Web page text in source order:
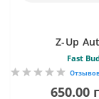
Z-Up
Fast
650.00